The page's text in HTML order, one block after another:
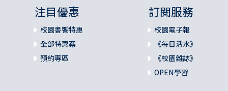
注目優惠
校園書饗特惠
全部特惠案
預約專區
訂閱服務
校園電子報
《每日活水》
《校園雜誌》
OPEN學習